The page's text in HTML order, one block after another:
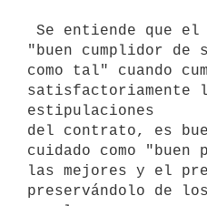
"buen cumplidor de
como tal" cuando
satisfactoriamente
estipulaciones
del contrato, es
cuidado como
las mejores y el
preservándolo de